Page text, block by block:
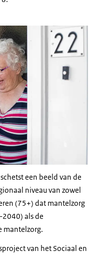
aan ouderen in 2040
een beeld van de
niveau van zowel
(75+) dat mantelzorg
als de
mantelzorg.
van het Sociaal en